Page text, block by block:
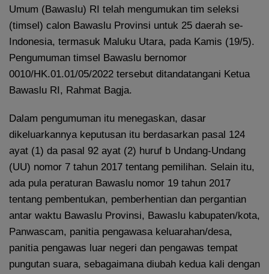
Umum (Bawaslu) RI telah mengumukan tim seleksi
(timsel) calon Bawaslu Provinsi untuk 25 daerah se-
Indonesia, termasuk Maluku Utara, pada Kamis (19/5).
Pengumuman timsel Bawaslu bernomor
0010/HK.01.01/05/2022 tersebut ditandatangani Ketua
Bawaslu RI, Rahmat Bagja.
Dalam pengumuman itu menegaskan, dasar
dikeluarkannya keputusan itu berdasarkan pasal 124
ayat (1) da pasal 92 ayat (2) huruf b Undang-Undang
(UU) nomor 7 tahun 2017 tentang pemilihan. Selain itu,
ada pula peraturan Bawaslu nomor 19 tahun 2017
tentang pembentukan, pemberhentian dan pergantian
antar waktu Bawaslu Provinsi, Bawaslu kabupaten/kota,
Panwascam, panitia pengawasa keluarahan/desa,
panitia pengawas luar negeri dan pengawas tempat
pungutan suara, sebagaimana diubah kedua kali dengan